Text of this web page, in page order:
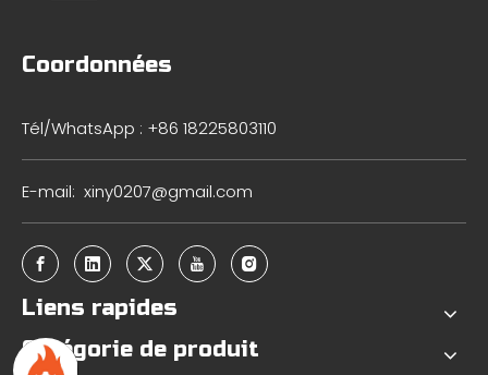
Coordonnées
Tél/WhatsApp : +86 18225803110
E-mail: xiny0207@gmail.com
Liens rapides
Catégorie de produit